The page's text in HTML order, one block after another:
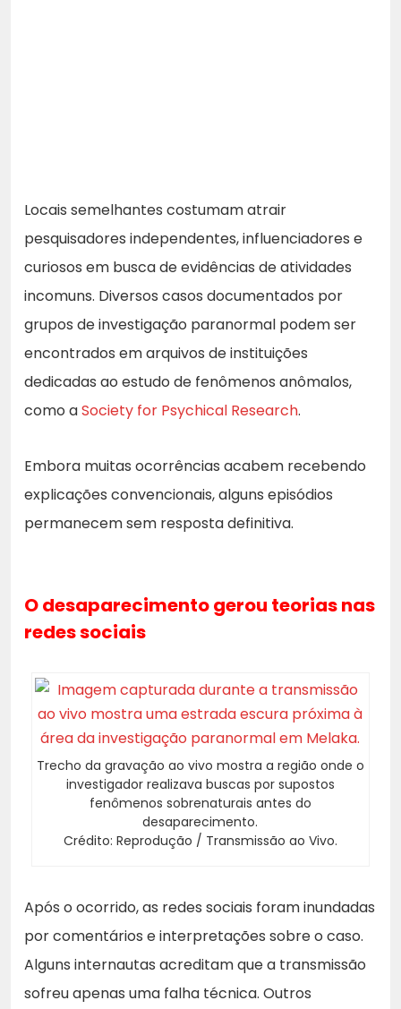
Locais semelhantes costumam atrair
pesquisadores independentes, influenciadores e
curiosos em busca de evidências de atividades
incomuns. Diversos casos documentados por
grupos de investigação paranormal podem ser
encontrados em arquivos de instituições
dedicadas ao estudo de fenômenos anômalos,
como aSociety for Psychical Research.
Embora muitas ocorrências acabem recebendo
explicações convencionais, alguns episódios
permanecem sem resposta definitiva.
O desaparecimento gerou teorias nas
redes sociais
Trecho da gravação ao vivo mostra a região onde o
investigador realizava buscas por supostos
fenômenos sobrenaturais antes do
desaparecimento.
Crédito: Reprodução / Transmissão ao Vivo.
Após o ocorrido, as redes sociais foram inundadas
por comentários e interpretações sobre o caso.
Alguns internautas acreditam que a transmissão
sofreu apenas uma falha técnica. Outros